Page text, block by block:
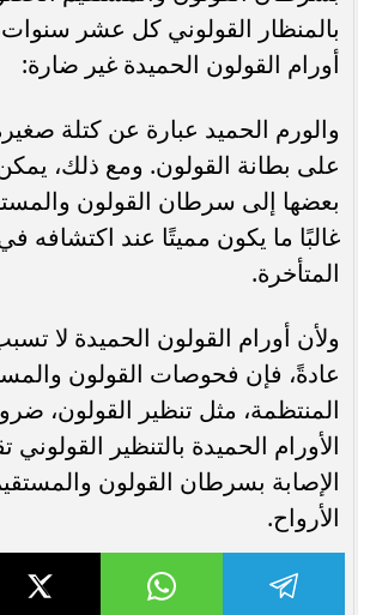
بالمنظار القولوني كل عشر
أورام القولون الحميدة غير ضارة:
والورم الحميد عبارة عن كتلة
على بطانة القولون. ومع ذلك،
بعضها إلى سرطان القولون
غالبًا ما يكون مميتًا عند اكتشافه
المتأخرة.
ولأن أورام القولون الحميدة لا
عادةً، فإن فحوصات القولون
المنتظمة، مثل تنظير القولون،
الأورام الحميدة بالتنظير
الإصابة بسرطان القولون
الأرواح.